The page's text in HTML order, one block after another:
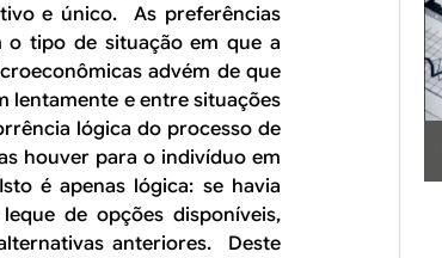
e único. As preferências
tipo de situação em que a
advém de que
lentamente e entre situações
lógica do processo de
houver para o indivíduo em
é apenas lógica: se havia
de opções disponíveis,
anteriores. Deste